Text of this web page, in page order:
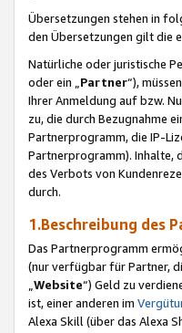
Übersetzungen stehen in
den Übersetzungen gilt die
Natürliche oder juristische
oder ein „Partner“),
Ihrer Anmeldung auf bzw.
zu, die durch Bezugnahme
Partnerprogramm, die IP-
Partnerprogramm). Inhalte,
des Verbots von
durch.
1.Beschreibung des
Das Partnerprogramm
(nur verfügbar für Partner,
Website“) Geld zu
ist, einer anderen im
Alexa Skill (über das Alexa